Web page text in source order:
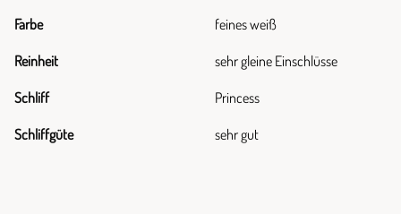
Farbe feines weiß
Reinheit sehr gleine Einschlüsse
Schliff Princess
Schliffgüte sehr gut